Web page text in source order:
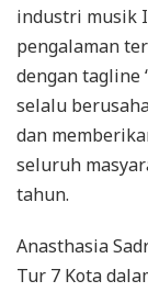
industri musik
pengalaman
dengan tagline
selalu
dan
seluruh
tahun.
Anasthasia
Tur 7 Kota